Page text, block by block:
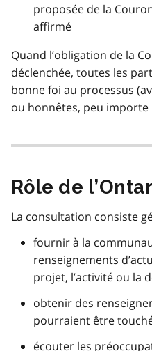
proposée de la
affirmé
Quand l’obligation de la
déclenchée, toutes les
bonne foi au processus
ou honnêtes, peu
Rôle de
La consultation consiste
fournir à la
renseignements
projet, l’activité ou la
obtenir des
pourraient être
écouter les